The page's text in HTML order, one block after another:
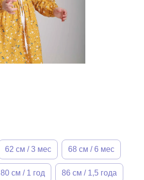
62 см / 3 мес 68 см / 6 мес
80 см / 1 год 86 см / 1,5 года